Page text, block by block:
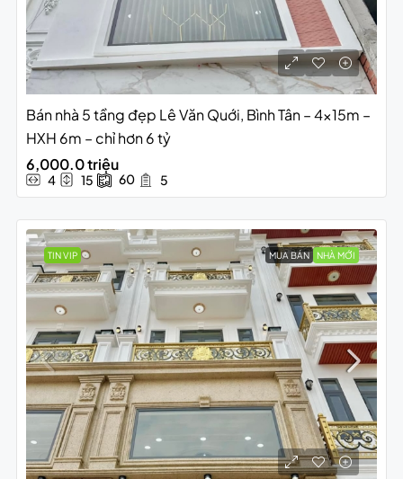
Bán nhà 5 tầng đẹp Lê Văn Quới, Bình Tân – 4x15m –
HXH 6m – chỉ hơn 6 tỷ
6,000.0 triệu
4 15 60 5
TIN VIP MUA BÁN NHÀ MỚI